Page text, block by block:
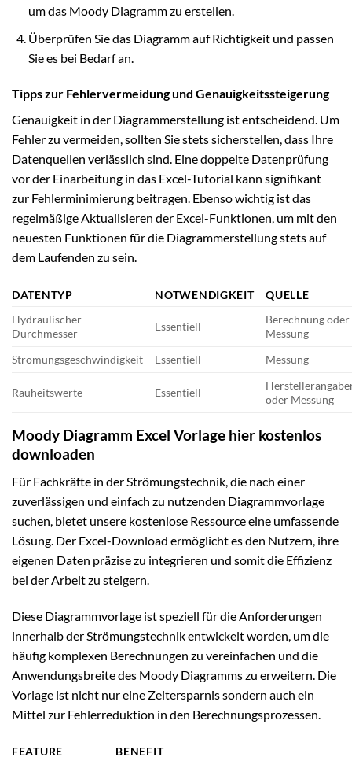
um das Moody Diagramm zu erstellen.
Überprüfen Sie das Diagramm auf Richtigkeit und passen
Sie es bei Bedarf an.
Tipps zur Fehlervermeidung und Genauigkeitssteigerung
Genauigkeit in der Diagrammerstellung ist entscheidend. Um
Fehler zu vermeiden, sollten Sie stets sicherstellen, dass Ihre
Datenquellen verlässlich sind. Eine doppelte Datenprüfung
vor der Einarbeitung in das Excel-Tutorial kann signifikant
zur Fehlerminimierung beitragen. Ebenso wichtig ist das
regelmäßige Aktualisieren der Excel-Funktionen, um mit den
neuesten Funktionen für die Diagrammerstellung stets auf
dem Laufenden zu sein.
DATENTYP NOTWENDIGKEIT
QUELLE
Hydraulischer
Durchmesser
Essentiell
Berechnung oder
Messung
Strömungsgeschwindigkeit
Essentiell Messung
Rauheitswerte Essentiell
oder Messung
Moody Diagramm Excel Vorlage hier kostenlos
downloaden
Für Fachkräfte in der Strömungstechnik, die nach einer
zuverlässigen und einfach zu nutzenden Diagrammvorlage
suchen, bietet unsere kostenlose Ressource eine umfassende
Lösung. Der Excel-Download ermöglicht es den Nutzern, ihre
eigenen Daten präzise zu integrieren und somit die Effizienz
bei der Arbeit zu steigern.
Diese Diagrammvorlage ist speziell für die Anforderungen
innerhalb der Strömungstechnik entwickelt worden, um die
häufig komplexen Berechnungen zu vereinfachen und die
Anwendungsbreite des Moody Diagramms zu erweitern. Die
Vorlage ist nicht nur eine Zeitersparnis sondern auch ein
Mittel zur Fehlerreduktion in den Berechnungsprozessen.
FEATURE
BENEFIT